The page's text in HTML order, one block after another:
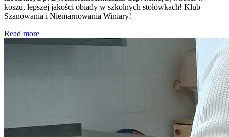
koszu, lepszej jakości obiady w szkolnych stołówkach! Klub
Szanowania i Niemarnowania Winiary!
Read more